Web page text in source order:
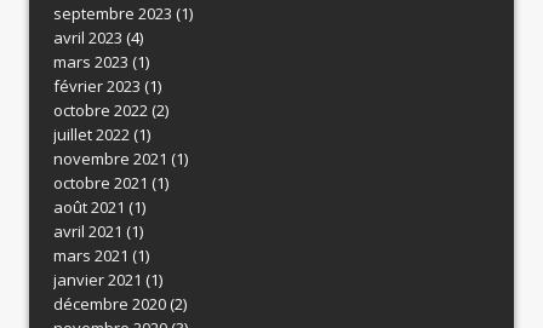
septembre 2023 (1)
avril 2023 (4)
mars 2023 (1)
février 2023 (1)
octobre 2022 (2)
juillet 2022 (1)
novembre 2021 (1)
octobre 2021 (1)
août 2021 (1)
avril 2021 (1)
mars 2021 (1)
janvier 2021 (1)
décembre 2020(2)